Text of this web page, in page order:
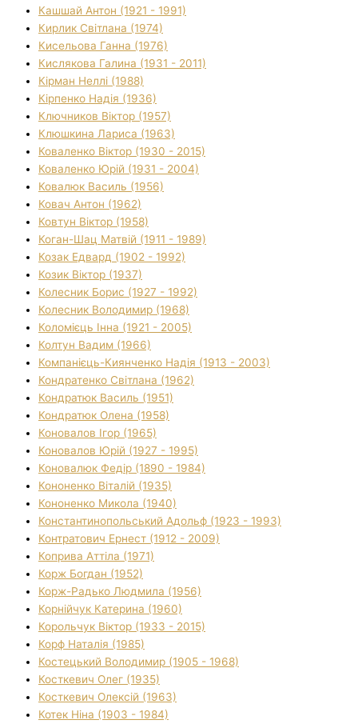
Кашшай Антон (1921 - 1991)
Кирлик Світлана (1974)
Кисельова Ганна (1976)
Кислякова Галина (1931 - 2011)
Кірман Неллі (1988)
Кірпенко Надія (1936)
Ключников Віктор (1957)
Клюшкина Лариса (1963)
Коваленко Віктор (1930 - 2015)
Коваленко Юрій (1931 - 2004)
Ковалюк Василь (1956)
Ковач Антон (1962)
Ковтун Віктор (1958)
Коган-Шац Матвій (1911 - 1989)
Козак Едвард (1902 - 1992)
Козик Віктор (1937)
Колесник Борис (1927 - 1992)
Колесник Володимир (1968)
Коломієць Інна (1921 - 2005)
Колтун Вадим (1966)
Компанієць-Киянченко Надія (1913 - 2003)
Кондратенко Світлана (1962)
Кондратюк Василь (1951)
Кондратюк Олена (1958)
Коновалов Ігор (1965)
Коновалов Юрій (1927 - 1995)
Коновалюк Федір (1890 - 1984)
Кононенко Віталій (1935)
Кононенко Микола (1940)
Константинопольський Адольф (1923 - 1993)
Контратович Ернест (1912 - 2009)
Коприва Аттіла (1971)
Корж Богдан (1952)
Корж-Радько Людмила (1956)
Корнійчук Катерина (1960)
Корольчук Віктор (1933 - 2015)
Корф Наталія (1985)
Костецький Володимир (1905 - 1968)
Косткевич Олег (1935)
Косткевич Олексій (1963)
Котек Ніна (1903 - 1984)